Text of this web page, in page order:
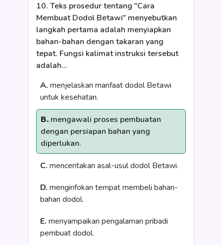
10. Teks prosedur tentang "Cara
Membuat Dodol Betawi" menyebutkan
langkah pertama adalah menyiapkan
bahan-bahan dengan takaran yang
tepat. Fungsi kalimat instruksi tersebut
adalah...
A. menjelaskan manfaat dodol Betawi
untuk kesehatan.
B. mengawali proses pembuatan
dengan persiapan bahan yang
diperlukan.
C. menceritakan asal-usul dodol Betawi.
D. menginfokan tempat membeli bahan-
bahan dodol.
E. menyampaikan pengalaman pribadi
pembuat dodol.